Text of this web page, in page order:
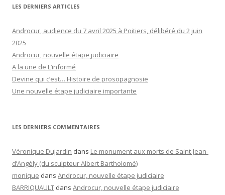
LES DERNIERS ARTICLES
Androcur, audience du 7 avril 2025 à Poitiers, délibéré du 2 juin
2025
Androcur, nouvelle étape judiciaire
A la une de L’informé
Devine qui c’est… Histoire de prosopagnosie
Une nouvelle étape judiciaire importante
LES DERNIERS COMMENTAIRES
Véronique Dujardin dans Le monument aux morts de Saint-Jean-
d’Angély (du sculpteur Albert Bartholomé)
monique dans Androcur, nouvelle étape judiciaire
BARRIQUAULT dans Androcur, nouvelle étape judiciaire